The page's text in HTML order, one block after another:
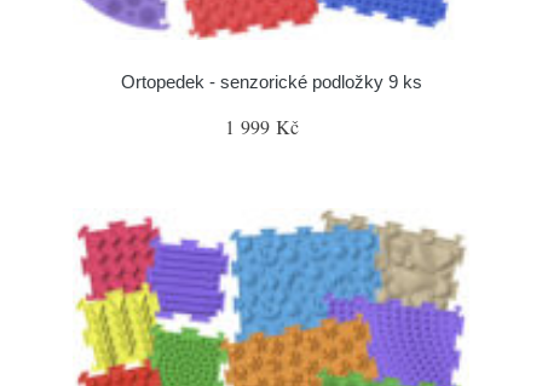
Ortopedek - senzorické podložky 9 ks
1 999 Kč